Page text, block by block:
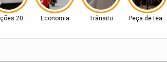
2026 Economia Trânsito Peça de teatro